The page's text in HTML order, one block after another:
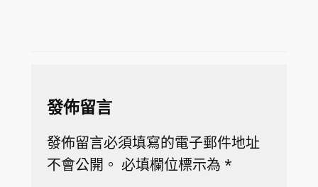
發佈留言
發佈留言必須填寫的電子郵件地址
不會公開。 必填欄位標示為 *